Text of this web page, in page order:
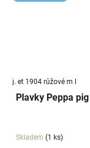
j. et 1904 růžové m l
Plavky Peppa pig
Skladem (1 ks)